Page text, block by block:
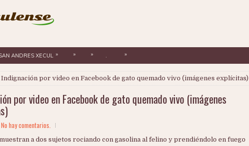
ANDRES XECUL » » » . »
Indignación por video en Facebook de gato quemado vivo (imágenes explícitas)
por video en Facebook de gato quemado vivo (imágenes
No hay comentarios.
a dos sujetos rociando con gasolina al felino y prendiéndolo en fuego